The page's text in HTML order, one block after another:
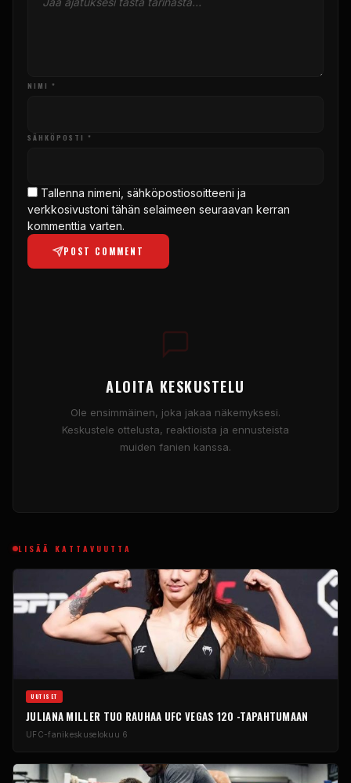
NIMI *
SÄHKÖPOSTI *
Tallenna nimeni, sähköpostiosoitteeni ja
verkkosivustoni tähän selaimeen seuraavan kerran
kommenttia varten.
POST COMMENT
ALOITA KESKUSTELU
Ole ensimmäinen, joka jakaa näkemyksesi.
Keskustele ottelusta, reaktioista ja ennusteista
muiden fanien kanssa.
LISÄÄ KATTAVUUTTA
UUTISET
JULIANA MILLER TUO RAUHAA UFC VEGAS 120 -TAPAHTUMAAN
UFC-fanikeskuselokuu 6